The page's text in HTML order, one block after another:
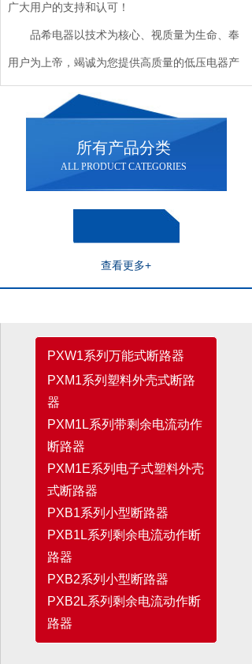
广大用户的支持和认可！
品希电器以技术为核心、视质量为生命、奉
用户为上帝，竭诚为您提供高质量的低压电器产
品及无微不至的售后服务。​​
所有产品分类
ALL PRODUCT CATEGORIES
查看更多+
PXW1系列万能式断路器
PXM1系列塑料外壳式断路
器
PXM1L系列带剩余电流动作
断路器
PXM1E系列电子式塑料外壳
式断路器
PXB1系列小型断路器
PXB1L系列剩余电流动作断
路器
PXB2系列小型断路器
PXB2L系列剩余电流动作断
路器